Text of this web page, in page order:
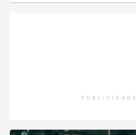
PUBLICIDADE